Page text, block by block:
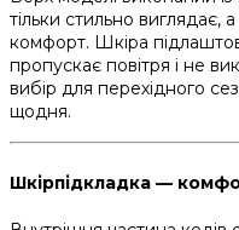
тільки стильно виглядає,
комфорт. Шкіра
пропускає повітря і не
вибір для перехідного
щодня.
Шкірпідкладка —